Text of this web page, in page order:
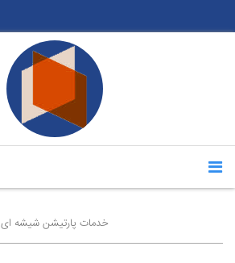
خدمات پارتیشن شیشه ای